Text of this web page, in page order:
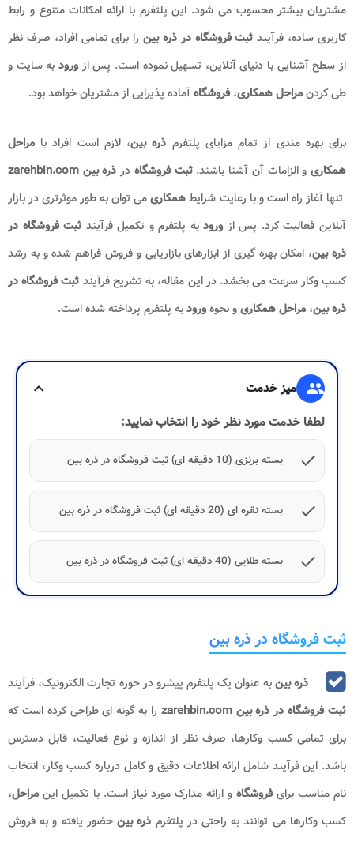
مشتریان بیشتر محسوب می شود. این پلتفرم با ارائه امکانات متنوع و رابط
کاربری ساده، فرآیند ثبت فروشگاه در ذره بینرا برای تمامی افراد، صرف نظر
از سطح آشنایی با دنیای آنلاین، تسهیل نموده است. پس ازورود به سایت و
طی کردنمراحل همکاری،فروشگاهآماده پذیرایی از مشتریان خواهد بود.
برای بهره مندی از تمام مزایای پلتفرم ذره بین، لازم است افراد با مراحل
همکاریو الزامات آن آشنا باشند.ثبت فروشگاه در ذره بین zarehbin.com​
تنها آغاز راه است و با رعایت شرایطهمکاریمی توان به طور موثرتری در بازار
آنلاین فعالیت کرد. پس از ورودبه پلتفرم و تکمیل فرآیند ثبت فروشگاه در
ذره بین، امکان بهره گیری از ابزارهای بازاریابی و فروش فراهم شده و به رشد
کسب وکار سرعت می بخشد. در این مقاله، به تشریح فرآیند ثبت فروشگاه در
ذره بین، مراحل همکاریو نحوهورودبه پلتفرم پرداخته شده است.
group میز خدمت
expand_more
لطفا خدمت مورد نظر خود را انتخاب نمایید:
check
بسته برنزی (10 دقیقه ای) ثبت فروشگاه در ذره بین
check بسته نقره ای (20 دقیقه ای) ثبت فروشگاه در ذره بین
check بسته طلایی (40 دقیقه ای) ثبت فروشگاه در ذره بین
ثبت فروشگاه در ذره بین
ذره بینبه عنوان یک پلتفرم پیشرو در حوزه تجارت الکترونیک، فرآیند
ثبت فروشگاه در ذره بین zarehbin.com​
را به گونه ای طراحی کرده است که
برای تمامی کسب وکارها، صرف نظر از اندازه و نوع فعالیت، قابل دسترس
باشد. این فرآیند شامل ارائه اطلاعات دقیق و کامل درباره کسب وکار، انتخاب
نام مناسب برایفروشگاه و ارائه مدارک مورد نیاز است. با تکمیل این مراحل،
کسب وکارها می توانند به راحتی در پلتفرم ذره بینحضور یافته و به فروش